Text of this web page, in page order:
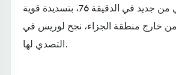
واستفاق السيتي من جديد في الدقيقة 76، بتسديدة قوية
خارج منطقة الجزاء، نجح لوريس في
التصدي لها.